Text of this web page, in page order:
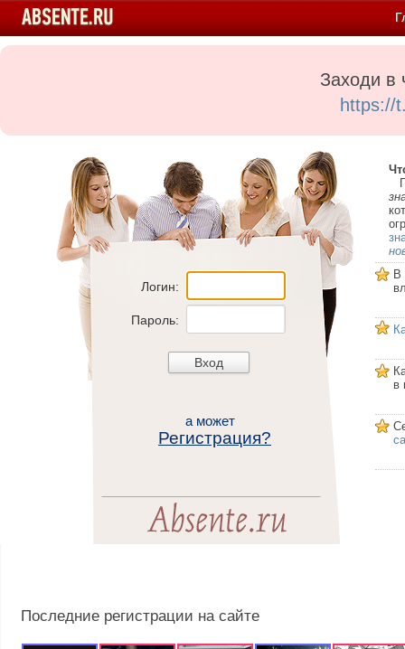
Заходи в
https://
Логин:
Пароль:
а может
Регистрация?
В
в
Последние регистрации на сайте